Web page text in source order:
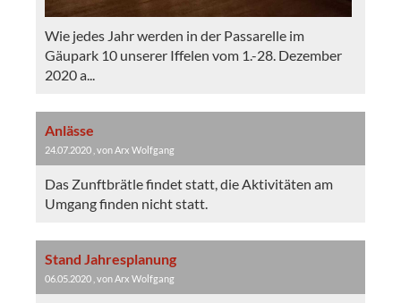
Wie jedes Jahr werden in der Passarelle im
Gäupark 10 unserer Iffelen vom 1.-28. Dezember
2020 a...
Anlässe
24.07.2020 , von Arx Wolfgang
Das Zunftbrätle findet statt, die Aktivitäten am
Umgang finden nicht statt.
Stand Jahresplanung
06.05.2020 , von Arx Wolfgang